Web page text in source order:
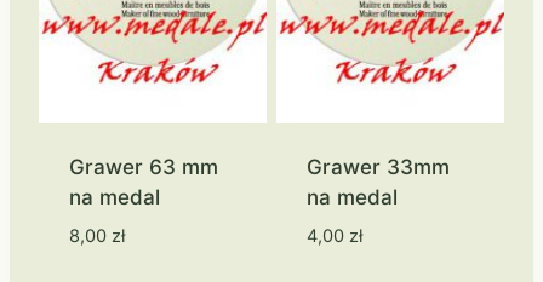
Grawer 63 mm
na medal
8,00 zł
Grawer 33mm
na medal
4,00 zł